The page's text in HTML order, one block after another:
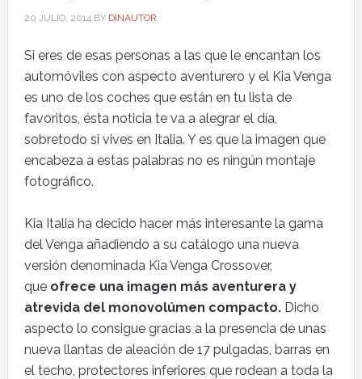
20 JULIO, 2014BY DINAUTOR
Si eres de esas personas a las que le encantan los
automóviles con aspecto aventurero y el Kia Venga
es uno de los coches que están en tu lista de
favoritos, ésta noticia te va a alegrar el día,
sobretodo si vives en Italia. Y es que la imagen que
encabeza a estas palabras no es ningún montaje
fotográfico.
Kia Italia ha decido hacer más interesante la gama
del Venga añadiendo a su catálogo una nueva
versión denominada Kia Venga Crossover,
que ofrece una imagen más aventurera y
atrevida del monovolúmen compacto.Dicho
aspecto lo consigue gracias a la presencia de unas
nueva llantas de aleación de 17 pulgadas, barras en
el techo, protectores inferiores que rodean a toda la